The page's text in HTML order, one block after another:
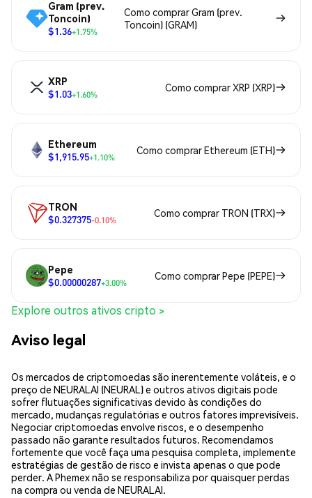
Gram (prev.
Toncoin)
$1.36+1.75%
Como comprar Gram (prev.
Toncoin) (GRAM)
XRP
$1.03+1.60%
Como comprar XRP (XRP)
Ethereum
$1,915.95+1.10%
Como comprar Ethereum (ETH)
TRON
$0.327375-0.10%
Como comprar TRON (TRX)
Pepe
$0.00000287+3.00%
Como comprar Pepe (PEPE)
Explore outros ativos cripto >
Aviso legal
Os mercados de criptomoedas são inerentemente voláteis, e o
preço de NEURALAI (NEURAL) e outros ativos digitais pode
sofrer flutuações significativas devido às condições do
mercado, mudanças regulatórias e outros fatores imprevisíveis.
Negociar criptomoedas envolve riscos, e o desempenho
passado não garante resultados futuros. Recomendamos
fortemente que você faça uma pesquisa completa, implemente
estratégias de gestão de risco e invista apenas o que pode
perder. A Phemex não se responsabiliza por quaisquer perdas
na compra ou venda de NEURALAI.